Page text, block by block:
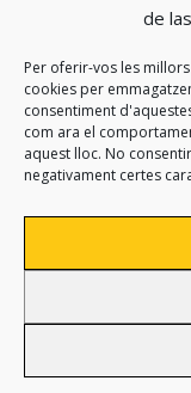
de
Per oferir-vos les
cookies per
consentiment
com ara el
aquest lloc. No
negativament certes